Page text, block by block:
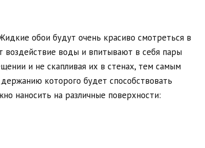
обои будут очень красиво смотреться в
воздействие воды и впитывают в себя пары
и не скапливая их в стенах, тем самым
которого будет способствовать
наносить на различные поверхности: